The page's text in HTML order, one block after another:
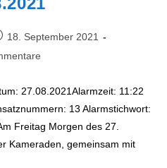
18. September 2021
27.08.2021Alarmzeit: 11:22
13 Alarmstichwort:
Freitag Morgen des 27.
Kameraden, gemeinsam mit